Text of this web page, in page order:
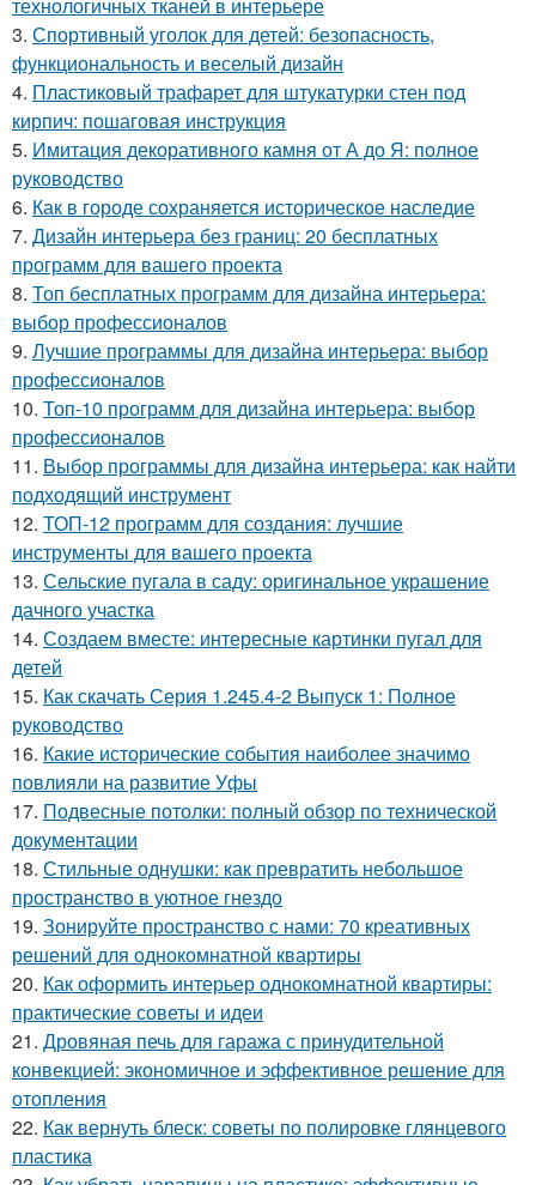
3. Спортивный уголок для детей: безопасность,
функциональность и веселый дизайн
4. Пластиковый трафарет для штукатурки стен под
кирпич: пошаговая инструкция
5. Имитация декоративного камня от А до Я: полное
руководство
6. Как в городе сохраняется историческое наследие
7. Дизайн интерьера без границ: 20 бесплатных
программ для вашего проекта
8. Топ бесплатных программ для дизайна интерьера:
выбор профессионалов
9. Лучшие программы для дизайна интерьера: выбор
профессионалов
10. Топ-10 программ для дизайна интерьера: выбор
профессионалов
11. Выбор программы для дизайна интерьера: как найти
подходящий инструмент
12. ТОП-12 программ для создания: лучшие
инструменты для вашего проекта
13. Сельские пугала в саду: оригинальное украшение
дачного участка
14. Создаем вместе: интересные картинки пугал для
детей
15. Как скачать Серия 1.245.4-2 Выпуск 1: Полное
руководство
16. Какие исторические события наиболее значимо
повлияли на развитие Уфы
17. Подвесные потолки: полный обзор по технической
документации
18. Стильные однушки: как превратить небольшое
пространство в уютное гнездо
19. Зонируйте пространство с нами: 70 креативных
решений для однокомнатной квартиры
20. Как оформить интерьер однокомнатной квартиры:
практические советы и идеи
21. Дровяная печь для гаража с принудительной
конвекцией: экономичное и эффективное решение для
отопления
22. Как вернуть блеск: советы по полировке глянцевого
пластика